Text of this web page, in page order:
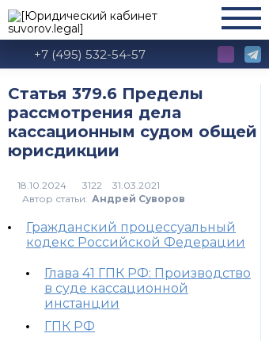
+7 (495) 532-54-57
Статья 379.6 Пределы
рассмотрения дела
кассационным судом общей
юрисдикции
3122
Автор статьи: Андрей Суворов
Гражданский процессуальный
кодекс Российской Федерации
Глава 41 ГПК РФ: Производство
в суде кассационной
инстанции
ГПК РФ